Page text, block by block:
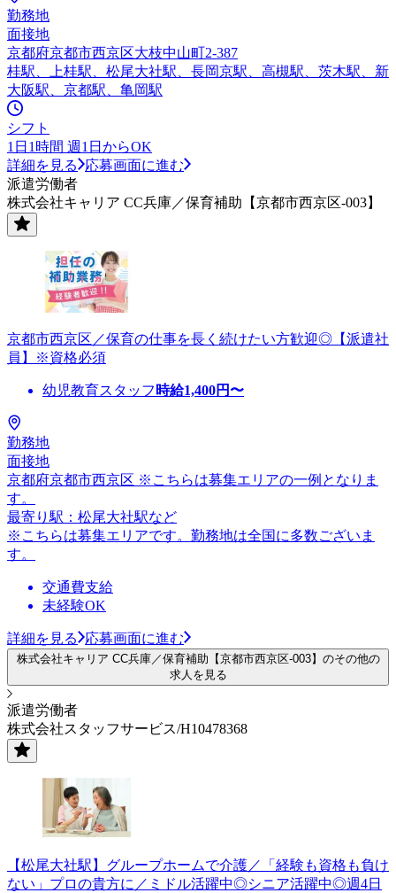
勤務地
面接地
京都府京都市西京区大枝中山町2-387
桂駅、上桂駅、松尾大社駅、長岡京駅、高槻駅、茨木駅、新
大阪駅、京都駅、亀岡駅
シフト
1日1時間 週1日からOK
詳細を見る
応募画面に進む
派遣労働者
株式会社キャリア CC兵庫／保育補助【京都市西京区-003】
京都市西京区／保育の仕事を長く続けたい方歓迎◎【派遣社
員】※資格必須
幼児教育スタッフ 時給1,400円〜
勤務地
面接地
京都府京都市西京区 ※こちらは募集エリアの一例となりま
す。
最寄り駅：松尾大社駅など
※こちらは募集エリアです。勤務地は全国に多数ございま
す。
交通費支給
未経験OK
詳細を見る 応募画面に進む
株式会社キャリア CC兵庫／保育補助【京都市西京区-003】のその他の
求人を見る
派遣労働者
株式会社スタッフサービス/H10478368
【松尾大社駅】グループホームで介護／「経験も資格も負け
ない」プロの貴方に／ミドル活躍中◎シニア活躍中◎週4日